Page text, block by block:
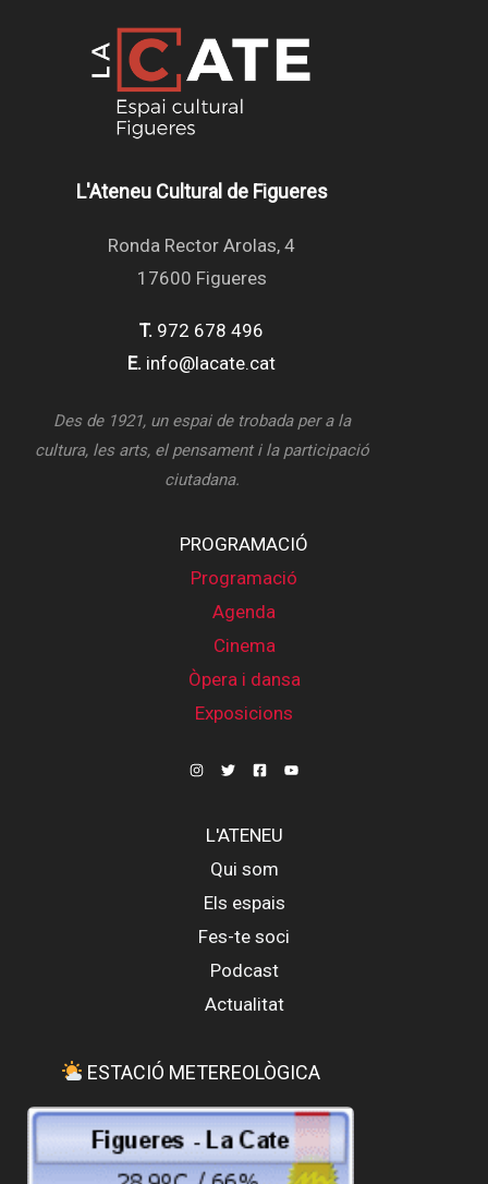
L'Ateneu Cultural de Figueres
Ronda Rector Arolas, 4
17600 Figueres
T. 972 678 496
E. info@lacate.cat
Des de 1921, un espai de trobada per a la
cultura, les arts, el pensament i la participació
ciutadana.
PROGRAMACIÓ
Programació
Agenda
Cinema
Òpera i dansa
Exposicions
L'ATENEU
Qui som
Els espais
Fes-te soci
Podcast
Actualitat
ESTACIÓ METEREOLÒGICA